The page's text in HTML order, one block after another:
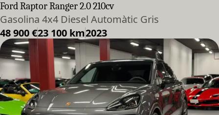
Ford Raptor Ranger 2.0 210cv
Gasolina 4x4 Diesel Automàtic Gris
48 900 €23 100 km2023